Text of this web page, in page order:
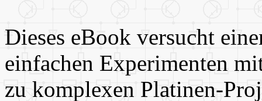
Dieses eBook versucht
einfachen Experimenten
zu komplexen Platinen-